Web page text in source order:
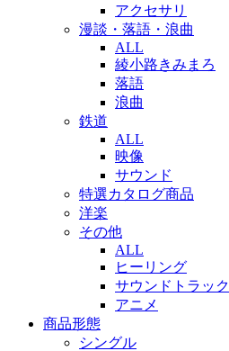
アクセサリ
漫談・落語・浪曲
ALL
綾小路きみまろ
落語
浪曲
鉄道
ALL
映像
サウンド
特選カタログ商品
洋楽
その他
ALL
ヒーリング
サウンドトラック
アニメ
商品形態
シングル